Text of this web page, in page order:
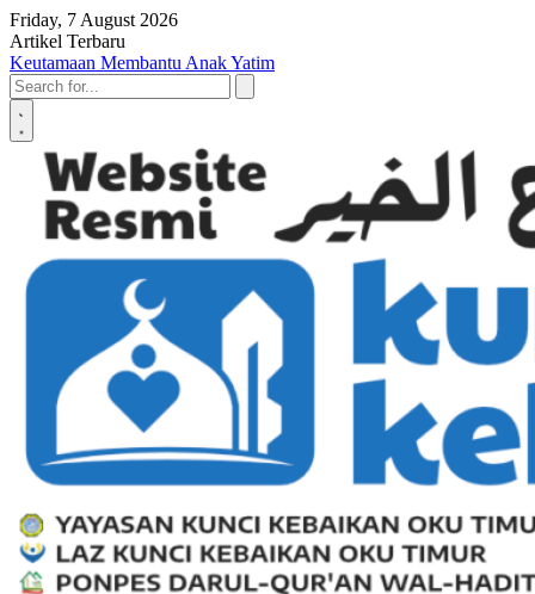
Skip to content
Friday, 7 August 2026
Artikel Terbaru
Penyerahan SK LAZ Kunci Kebaikan OKU Timur, Tonggak Baru
Penguatan Pelayanan Umat